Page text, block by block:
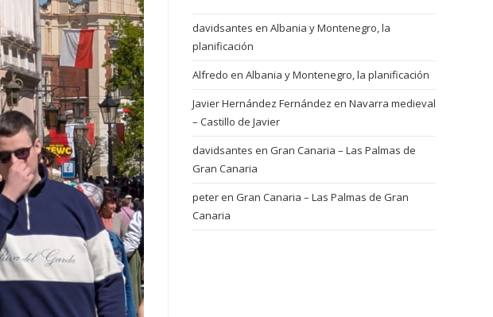
davidsantes en Albania y Montenegro, la
planificación
Alfredo en Albania y Montenegro, la planificación
Javier Hernández Fernández en Navarra medieval
– Castillo de Javier
davidsantes en Gran Canaria – Las Palmas de
Gran Canaria
peteren Gran Canaria – Las Palmas de Gran
Canaria